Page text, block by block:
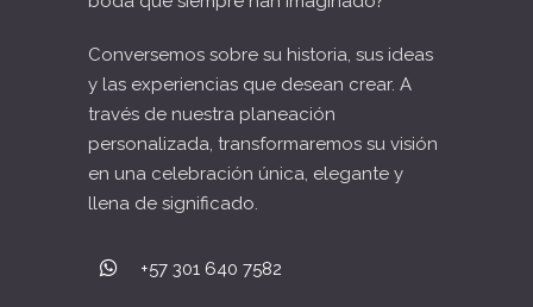
Conversemos sobre su historia, sus ideas
y las experiencias que desean crear. A
través de nuestra planeación
personalizada, transformaremos su visión
en una celebración única, elegante y
llena de significado.
+57 301 640 7582